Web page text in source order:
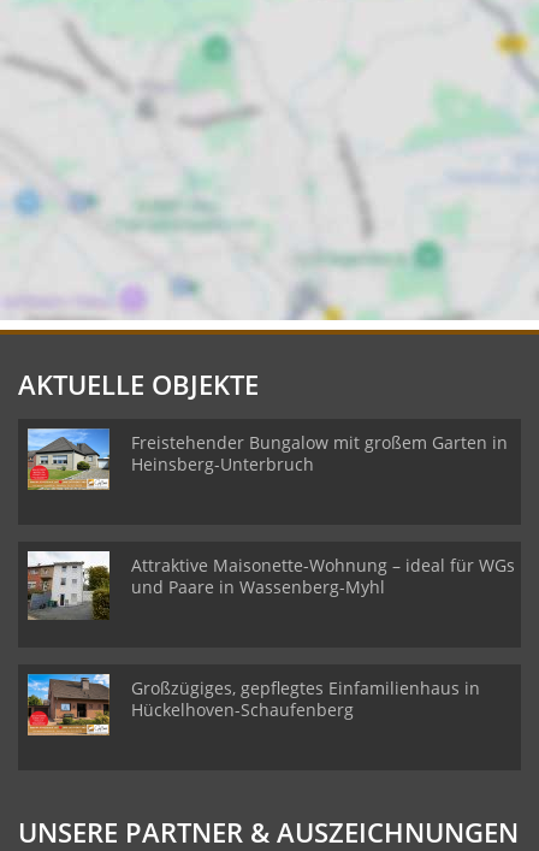
AKTUELLE OBJEKTE
Freistehender Bungalow mit großem Garten in
Heinsberg-Unterbruch
Attraktive Maisonette-Wohnung – ideal für WGs
und Paare in Wassenberg-Myhl
Großzügiges, gepflegtes Einfamilienhaus in
Hückelhoven-Schaufenberg
UNSERE PARTNER & AUSZEICHNUNGEN